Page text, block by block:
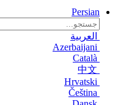
Persian
العربية
Azerbaijani
Català
中文
Hrvatski
Čeština